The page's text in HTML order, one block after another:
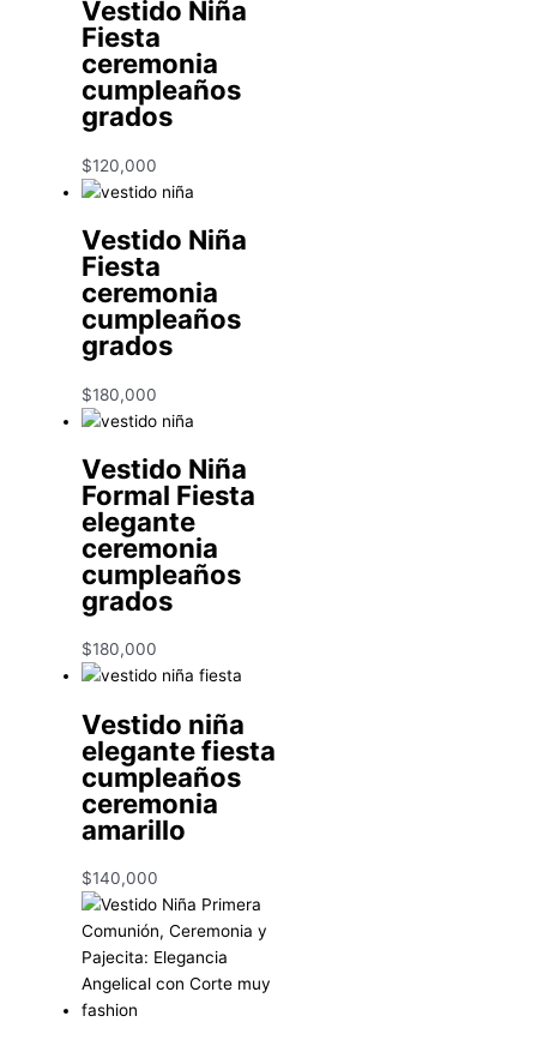
Vestido Niña
Fiesta
ceremonia
cumpleaños
grados
$120,000
Vestido Niña
Fiesta
ceremonia
cumpleaños
grados
$180,000
Vestido Niña
Formal Fiesta
elegante
ceremonia
cumpleaños
grados
$180,000
Vestido niña
elegante fiesta
cumpleaños
ceremonia
amarillo
$140,000